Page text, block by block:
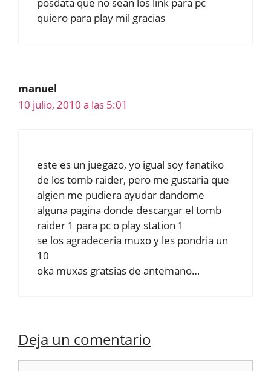
quiero para play mil gracias
manuel
10 julio, 2010 a las 5:01
este es un juegazo, yo igual soy fanatiko
de los tomb raider, pero me gustaria que
algien me pudiera ayudar dandome
alguna pagina donde descargar el tomb
raider 1 para pc o play station 1
se los agradeceria muxo y les pondria un
10
oka muxas gratsias de antemano…
Deja un comentario